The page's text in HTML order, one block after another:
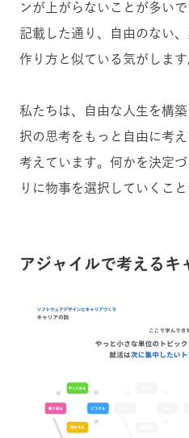
ンが上がらないことが多いで
記載した通り、自由のない
作り方と似ている気がします
私たちは、自由な人生を構
択の思考をもっと自由に考
考えています。何かを決定
りに物事を選択していくこと
アジャイルで考えるキ